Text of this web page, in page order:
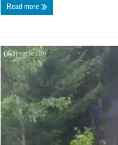
Read more